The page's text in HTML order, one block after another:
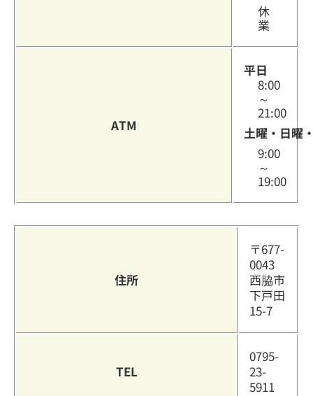
休
業
ATM
平日
8:00
～
21:00
土曜・日曜
9:00
～
19:00
住所
〒677-
0043
西脇市
下戸田
15-7
TEL
0795-
23-
5911